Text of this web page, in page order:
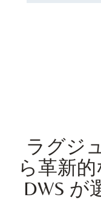
ラグジ
ら革新的
DWS が